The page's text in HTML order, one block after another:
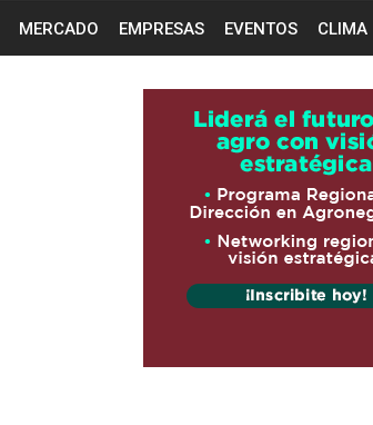
MERCADO EMPRESAS EVENTOS CLIMA